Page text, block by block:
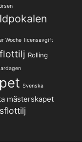
Woche licensavgift
Rolling
Svenska
mästerskapet